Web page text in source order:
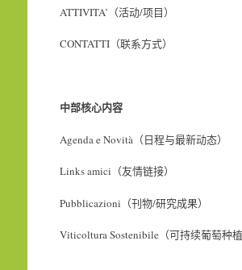
ATTIVITA’（活动/项目）
CONTATTI（联系方式）
中部核心内容
Agenda e Novità（日程与最新动态）
Links amici（友情链接）
Pubblicazioni（刊物/研究成果）
Viticoltura Sostenibile（可持续葡萄种植